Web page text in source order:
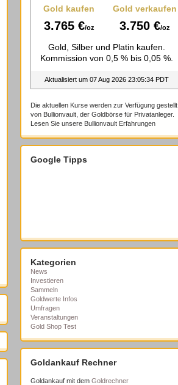
Die aktuellen Kurse werden zur Verfügung gestellt
von Bullionvault, der Goldbörse für Privatanleger.
Lesen Sie unsere Bullionvault Erfahrungen
Google Tipps
Kategorien
News
Investieren
Sammeln
Goldwerte Infos
Umfragen
Veranstaltungen
Gold Shop Test
Goldankauf Rechner
Goldankauf mit dem Goldrechner